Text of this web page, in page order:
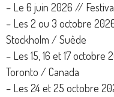
– Le 6 juin 2026 //
– Les 2 ou 3 octobre
Stockholm / Suède
– Les 15, 16 et 17
Toronto / Canada
– Les 24 et 25 octobre